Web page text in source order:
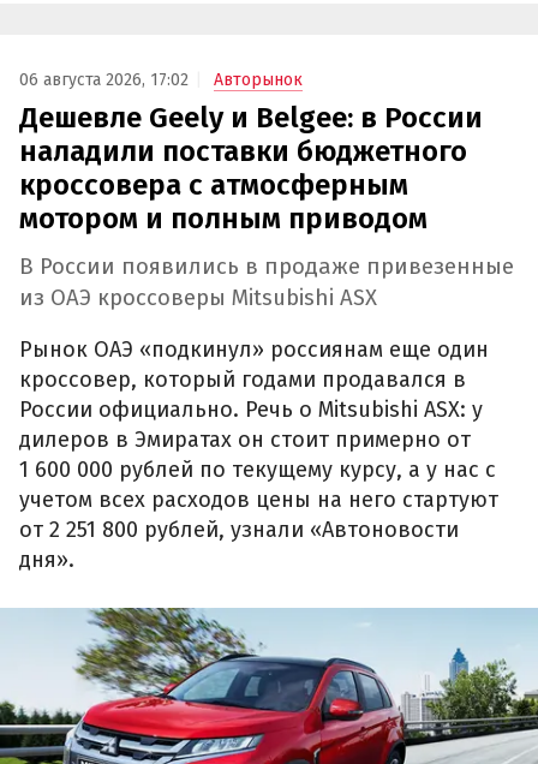
06 августа 2026, 17:02 Авторынок
Дешевле Geely и Belgee: в России
наладили поставки бюджетного
кроссовера с атмосферным
мотором и полным приводом
В России появились в продаже привезенные
из ОАЭ кроссоверы Mitsubishi ASX
Рынок ОАЭ «подкинул» россиянам еще один
кроссовер, который годами продавался в
России официально. Речь о Mitsubishi ASX: у
дилеров в Эмиратах он стоит примерно от
1 600 000 рублей по текущему курсу, а у нас с
учетом всех расходов цены на него стартуют
от 2 251 800 рублей, узнали «Автоновости
дня».